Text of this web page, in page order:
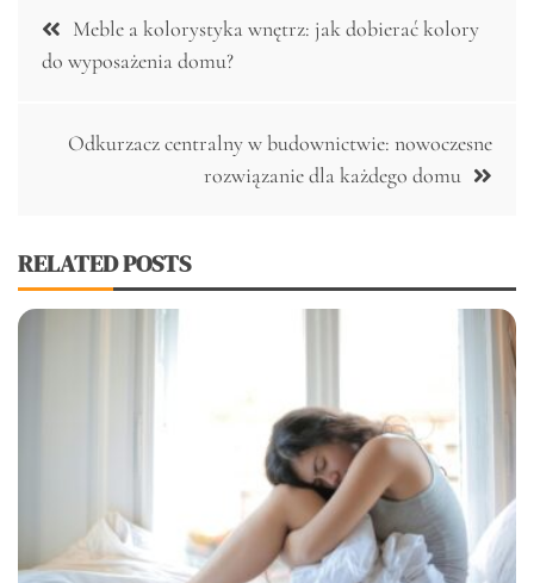
Nawigacja
wpisu
Meble a kolorystyka wnętrz: jak dobierać kolory
do wyposażenia domu?
Odkurzacz centralny w budownictwie: nowoczesne
rozwiązanie dla każdego domu
RELATED POSTS